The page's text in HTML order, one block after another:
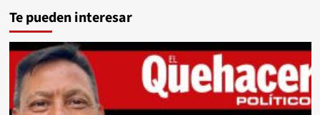
Te pueden interesar